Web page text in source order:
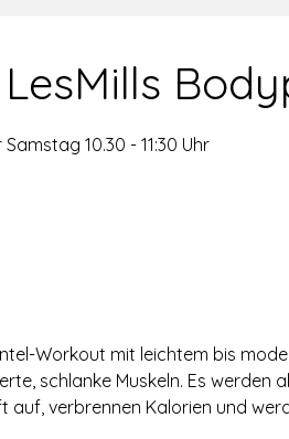
10.30 - 11:30 Uhr
Workout mit leichtem bis
schlanke Muskeln. Es werden
auf, verbrennen Kalorien und